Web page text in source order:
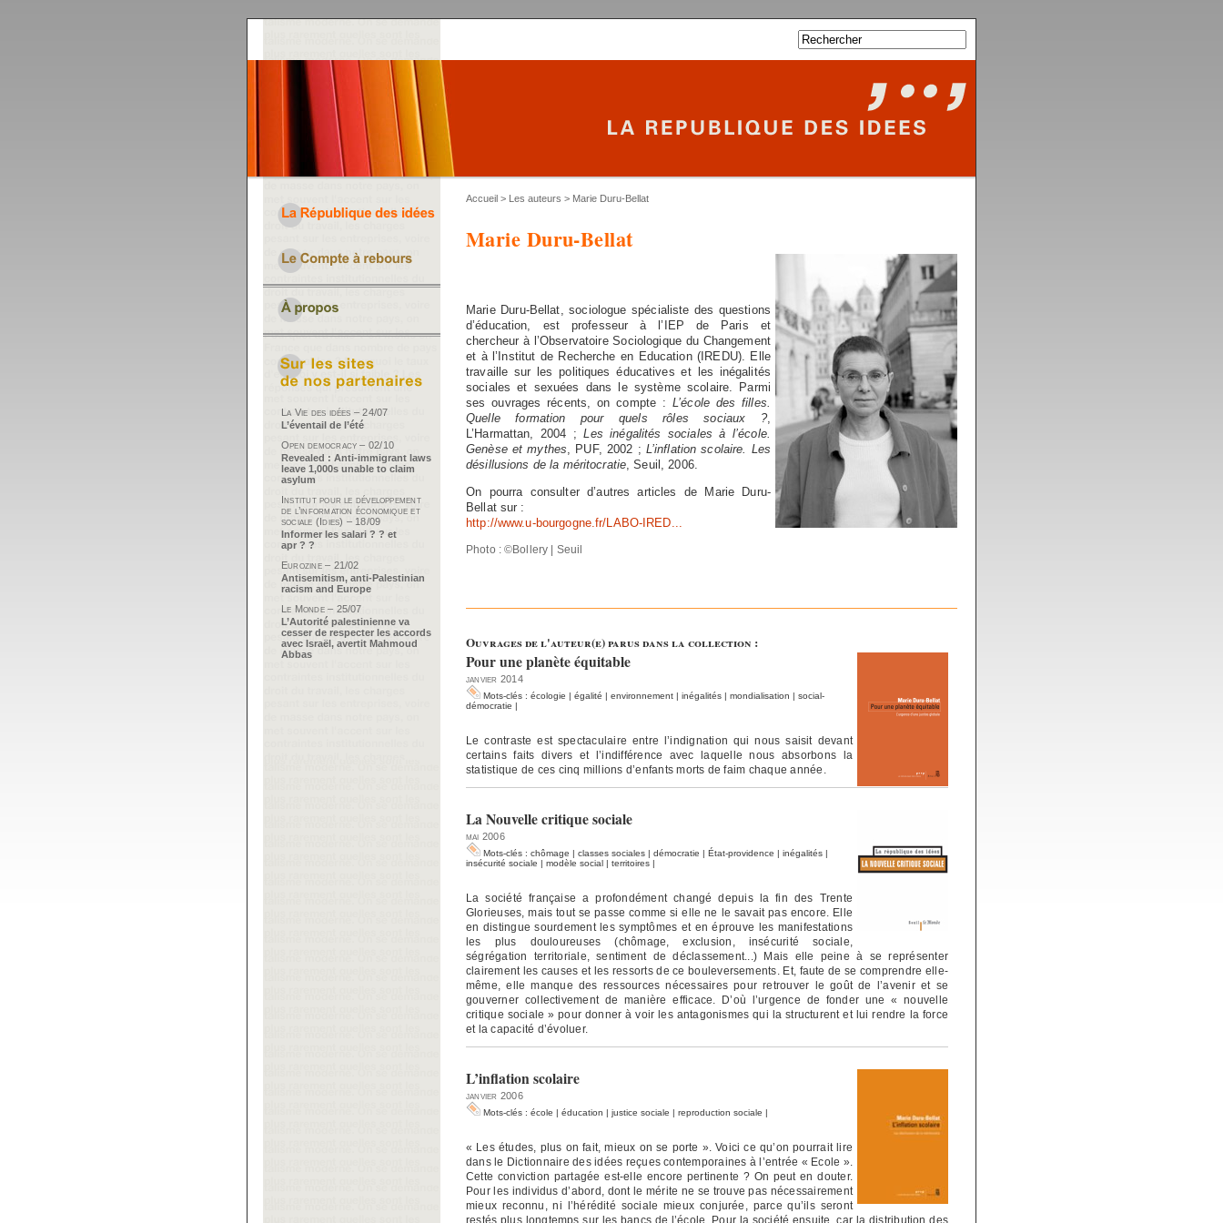
Accueil > Les auteurs > Marie Duru-Bellat
Marie Duru-Bellat
Marie Duru-Bellat, sociologue spécialiste des questions
d’éducation, est professeur à l’IEP de Paris et
chercheur à l’Observatoire Sociologique du Changement
et à l’Institut de Recherche en Education (IREDU). Elle
travaille sur les politiques éducatives et les inégalités
sociales et sexuées dans le système scolaire. Parmi
ses ouvrages récents, on compte : L’école des filles.
Quelle formation pour quels rôles sociaux ?,
L’Harmattan, 2004 ;Les inégalités sociales à l’école.
Genèse et mythes , PUF, 2002 ; L’inflation scolaire. Les
désillusions de la méritocratie , Seuil, 2006.
On pourra consulter d’autres articles de Marie Duru-
Bellat sur :
http://www.u-bourgogne.fr/LABO-IRED...
Photo : ©Bollery | Seuil
Ouvrages de l'auteur(e) parus dans la collection :
Pour une planète équitable
janvier 2014
Mots-clés : écologie | égalité | environnement | inégalités | mondialisation | social-
démocratie |
Le contraste est spectaculaire entre l’indignation qui nous saisit devant
certains faits divers et l’indifférence avec laquelle nous absorbons la
statistique de ces cinq millions d’enfants morts de faim chaque année.
La Nouvelle critique sociale
mai 2006
Mots-clés : chômage | classes sociales | démocratie | État-providence | inégalités |
insécurité sociale | modèle social | territoires |
La société française a profondément changé depuis la fin des Trente
Glorieuses, mais tout se passe comme si elle ne le savait pas encore. Elle
en distingue sourdement les symptômes et en éprouve les manifestations
les plus douloureuses (chômage, exclusion, insécurité sociale,
ségrégation territoriale, sentiment de déclassement...) Mais elle peine à se représenter
clairement les causes et les ressorts de ce bouleversements. Et, faute de se comprendre elle-
même, elle manque des ressources nécessaires pour retrouver le goût de l’avenir et se
gouverner collectivement de manière efficace. D’où l’urgence de fonder une « nouvelle
critique sociale » pour donner à voir les antagonismes qui la structurent et lui rendre la force
et la capacité d’évoluer.
L’inflation scolaire
janvier 2006
Mots-clés : école | éducation | justice sociale | reproduction sociale |
« Les études, plus on fait, mieux on se porte ». Voici ce qu’on pourrait lire
dans le Dictionnaire des idées reçues contemporaines à l’entrée « Ecole ».
Cette conviction partagée est-elle encore pertinente ? On peut en douter.
Pour les individus d’abord, dont le mérite ne se trouve pas nécessairement
mieux reconnu, ni l’hérédité sociale mieux conjurée, parce qu’ils seront
restés plus longtemps sur les bancs de l’école. Pour la société ensuite, car la distribution des
La Vie des idées – 24/07
L’éventail de l’été
Open democracy – 02/10
Revealed : Anti-immigrant laws
leave 1,000s unable to claim
asylum
Institut pour le développement
de l’information économique et
sociale (Idies) – 18/09
Informer les salari ? ? et
apr ? ?
Eurozine – 21/02
Antisemitism, anti-Palestinian
racism and Europe
Le Monde – 25/07
L’Autorité palestinienne va
cesser de respecter les accords
avec Israël, avertit Mahmoud
Abbas